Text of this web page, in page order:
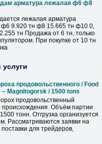
арматура лежалая ф6 ф8
лежалая арматура
9.920 тн ф8 15.665 тн ф10 0,
тн Продажа от 6 тн, только
При покупке от 10 тн
продовольственного / Food
– Magnitogorsk / 1500 tons
продовольственный
происхождения. Объём партии
тонн. Отгрузка организуется
Рассматриваются заявки на
для трейдеров,